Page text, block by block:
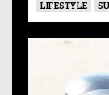
LIFESTYLE